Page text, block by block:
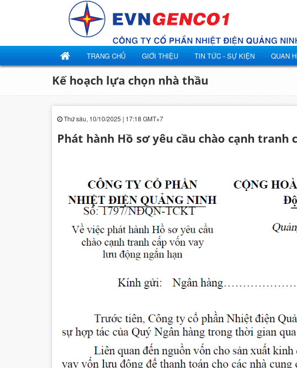
TRANG CHỦ GIỚI THIỆU TIN TỨC - SỰ KIỆN QUAN
Kế hoạch lựa chọn nhà thầu
Thứ sáu, 10/10/2025 | 17:18 GMT+7
Phát hành Hồ sơ yêu cầu chào cạnh tranh